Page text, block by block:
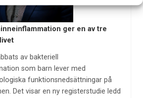
ger en av tre
av bakteriell
som barn lever med
funktionsnedsättningar på
Det visar en ny registerstudie ledd